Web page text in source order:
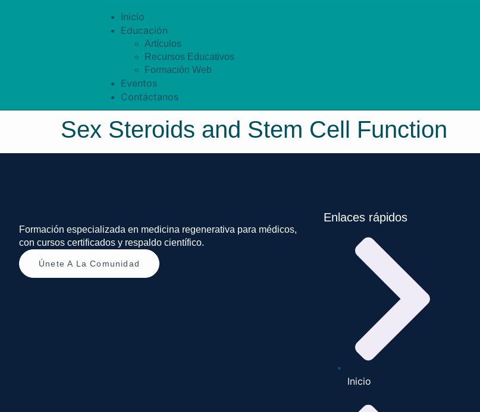
Inicio
Educación
Artículos
Recursos Educativos
Formación Web
Eventos
Contáctanos
Sex Steroids and Stem Cell Function
Formación especializada en medicina regenerativa para médicos,
con cursos certificados y respaldo científico.
Únete A La Comunidad
Enlaces rápidos
Inicio